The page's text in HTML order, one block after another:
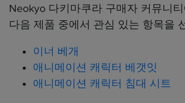
Neokyo 다키마쿠라 구매자 커뮤니
다음 제품 중에서 관심 있는 항목을
이너 베개
애니메이션 캐릭터 베갯잇
애니메이션 캐릭터 침대 시트